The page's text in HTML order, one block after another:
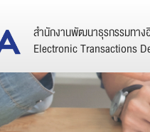
สำนักงานพัฒนาธุรกรรมทาง
Electronic Transactions